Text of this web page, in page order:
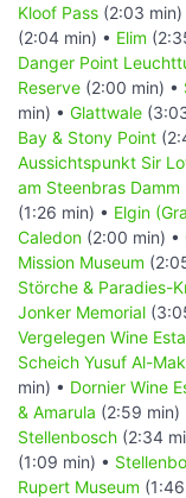
Kloof Pass (2:03 min)
(2:04 min) • Elim
Danger Point
Reserve (2:00 min) •
min) • Glattwale
Bay & Stony Point
Aussichtspunkt Sir
am Steenbras Damm
(1:26 min) • Elgin
Caledon (2:00 min) •
Mission Museum
Störche & Paradies-
Jonker Memorial
Vergelegen Wine
Scheich Yusuf Al-
min) • Dornier Wine
& Amarula (2:59 min)
Stellenbosch (2:34
(1:09 min) •
Rupert Museum